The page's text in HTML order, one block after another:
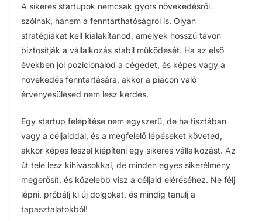
A sikeres startupok nemcsak gyors növekedésről
szólnak, hanem a fenntarthatóságról is. Olyan
stratégiákat kell kialakítanod, amelyek hosszú távon
biztosítják a vállalkozás stabil működését. Ha az első
években jól pozicionálod a cégedet, és képes vagy a
növekedés fenntartására, akkor a piacon való
érvényesülésed nem lesz kérdés.
Egy startup felépítése nem egyszerű, de ha tisztában
vagy a céljaiddal, és a megfelelő lépéseket követed,
akkor képes leszel kiépíteni egy sikeres vállalkozást. Az
út tele lesz kihívásokkal, de minden egyes sikerélmény
megerősít, és közelebb visz a céljaid eléréséhez. Ne félj
lépni, próbálj ki új dolgokat, és mindig tanulj a
tapasztalatokból!